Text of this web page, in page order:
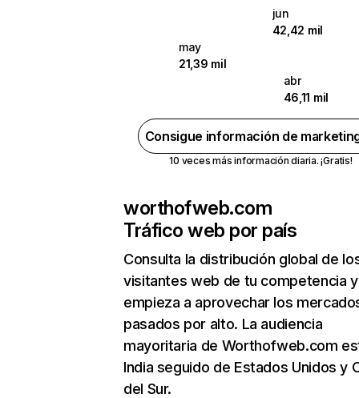
jun
42,42 mil
may
21,39 mil
abr
46,11 mil
Consigue información de
10 veces más información diaria. ¡Gratis!
worthofweb.com
Tráfico web por país
Consulta la distribución global de
visitantes web de tu competencia y
empieza a aprovechar los
pasados por alto. La audiencia
mayoritaria de Worthofweb.com
India seguido de Estados Unidos y
del Sur.